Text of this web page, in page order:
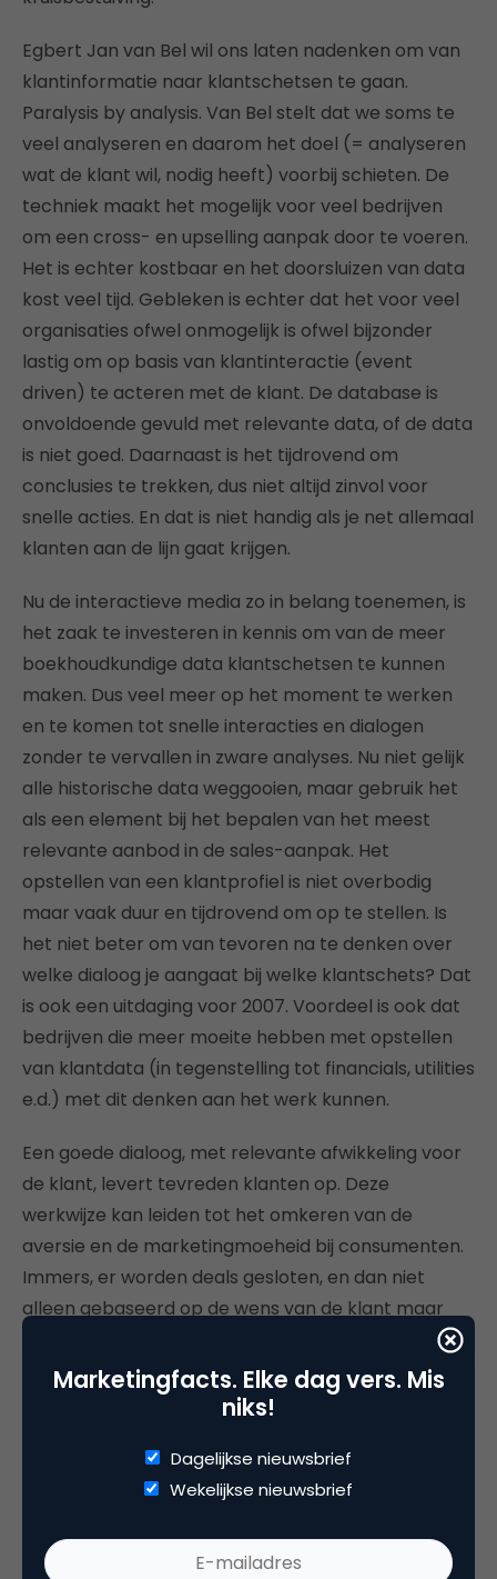
Egbert Jan van Bel wil ons laten nadenken om van
klantinformatie naar klantschetsen te gaan.
Paralysis by analysis. Van Bel stelt dat we soms te
veel analyseren en daarom het doel (= analyseren
wat de klant wil, nodig heeft) voorbij schieten. De
techniek maakt het mogelijk voor veel bedrijven
om een cross- en upselling aanpak door te voeren.
Het is echter kostbaar en het doorsluizen van data
kost veel tijd. Gebleken is echter dat het voor veel
organisaties ofwel onmogelijk is ofwel bijzonder
lastig om op basis van klantinteractie (event
driven) te acteren met de klant. De database is
onvoldoende gevuld met relevante data, of de data
is niet goed. Daarnaast is het tijdrovend om
conclusies te trekken, dus niet altijd zinvol voor
snelle acties. En dat is niet handig als je net allemaal
klanten aan de lijn gaat krijgen.
Nu de interactieve media zo in belang toenemen, is
het zaak te investeren in kennis om van de meer
boekhoudkundige data klantschetsen te kunnen
maken. Dus veel meer op het moment te werken
en te komen tot snelle interacties en dialogen
zonder te vervallen in zware analyses. Nu niet gelijk
alle historische data weggooien, maar gebruik het
als een element bij het bepalen van het meest
relevante aanbod in de sales-aanpak. Het
opstellen van een klantprofiel is niet overbodig
maar vaak duur en tijdrovend om op te stellen. Is
het niet beter om van tevoren na te denken over
welke dialoog je aangaat bij welke klantschets? Dat
is ook een uitdaging voor 2007. Voordeel is ook dat
bedrijven die meer moeite hebben met opstellen
van klantdata (in tegenstelling tot financials, utilities
e.d.) met dit denken aan het werk kunnen.
Een goede dialoog, met relevante afwikkeling voor
de klant, levert tevreden klanten op. Deze
werkwijze kan leiden tot het omkeren van de
aversie en de marketingmoeheid bij consumenten.
Immers, er worden deals gesloten, en dan niet
alleen gebaseerd op de wens van de klant maar
ook nog eens op het juiste moment. En daarmee
pakken we gelijk wat problemen aan waarover Van
Een interessant rapport en ik ben blij dat Van Bel in
de loop der jaren in het rapport wat meer
heeft blijkbaar toch goed gedaan 😉
Marketingfacts. Elke dag vers. Mis
niks!
Dagelijkse nieuwsbrief
Wekelijkse nieuwsbrief